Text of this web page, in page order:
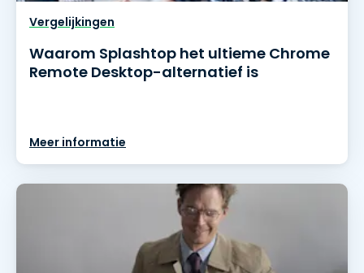
Vergelijkingen
Waarom Splashtop het ultieme Chrome
Remote Desktop-alternatief is
Meer informatie